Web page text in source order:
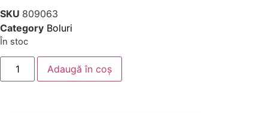
SKU 809063
Category Boluri
În stoc
Adaugă în coș